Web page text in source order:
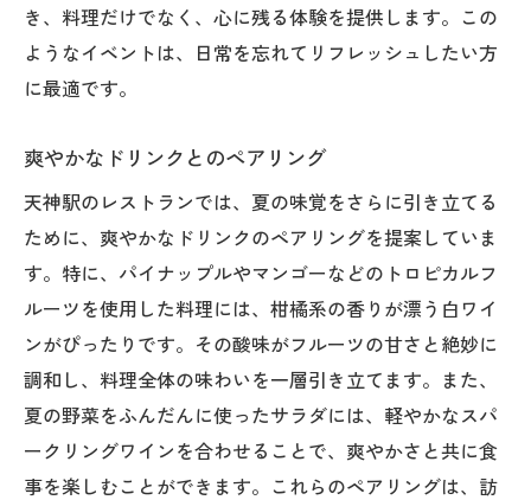
き、料理だけでなく、心に残る体験を提供します。この
ようなイベントは、日常を忘れてリフレッシュしたい方
に最適です。
爽やかなドリンクとのペアリング
天神駅のレストランでは、夏の味覚をさらに引き立てる
ために、爽やかなドリンクのペアリングを提案していま
す。特に、パイナップルやマンゴーなどのトロピカルフ
ルーツを使用した料理には、柑橘系の香りが漂う白ワイ
ンがぴったりです。その酸味がフルーツの甘さと絶妙に
調和し、料理全体の味わいを一層引き立てます。また、
夏の野菜をふんだんに使ったサラダには、軽やかなスパ
ークリングワインを合わせることで、爽やかさと共に食
事を楽しむことができます。これらのペアリングは、訪